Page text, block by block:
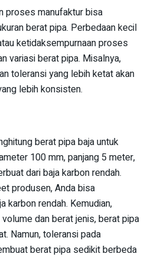
proses manufaktur bisa
berat pipa. Perbedaan kecil
ketidaksempurnaan proses
variasi berat pipa. Misalnya,
toleransi yang lebih ketat akan
lebih konsisten.
berat pipa baja untuk
100 mm, panjang 5 meter,
dari baja karbon rendah.
produsen, Anda bisa
karbon rendah. Kemudian,
dan berat jenis, berat pipa
Namun, toleransi pada
berat pipa sedikit berbeda